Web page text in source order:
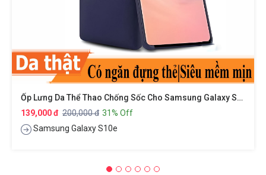
Ốp Lưng Da Thể Thao Chống Sốc Cho Samsung Galaxy S10e Hiệu G-Case Cardcool Series
139,000 đ 200,000 đ 31% Off
Samsung Galaxy S10e